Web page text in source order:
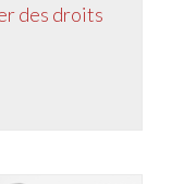
des droits